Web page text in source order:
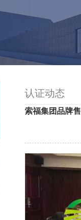
认证动态
索福集团品牌